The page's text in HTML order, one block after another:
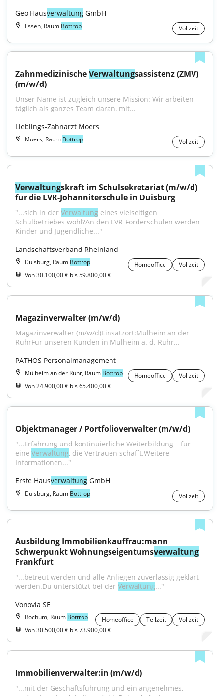
Geo Hausverwaltung GmbH
Essen, Raum Bottrop Vollzeit
Zahnmedizinische Verwaltungsassistenz (ZMV)
(m/w/d)
Unser Name ist zugleich unsere Mission: Wir arbeiten
täglich als ganzes Team daran, mit...
Lieblings-Zahnarzt Moers
Moers, Raum Bottrop Vollzeit
Verwaltungskraft im Schulsekretariat (m/w/d)
für die LVR-Johanniterschule in Duisburg
"...sich in der Verwaltung eines vielseitigen
Schulbetriebes wohl?An den LVR-Förderschulen werden
Kinder und Jugendliche..."
Landschaftsverband Rheinland
Duisburg, Raum Bottrop Homeoffice
Vollzeit
Von 30.100,00 € bis 59.800,00 €
Magazinverwalter (m/w/d)
Magazinverwalter (m/w/d)Einsatzort:Mülheim an der
RuhrFür unseren Kunden in Mülheim a. d. Ruhr...
PATHOS Personalmanagement
Mülheim an der Ruhr, Raum Bottrop Homeoffice
Vollzeit
Von 24.900,00 € bis 65.400,00 €
Objektmanager / Portfolioverwalter (m/w/d)
"...Erfahrung und kontinuierliche Weiterbildung – für
eine Verwaltung, die Vertrauen schafft.Weitere
Informationen..."
Erste Hausverwaltung GmbH
Duisburg, Raum Bottrop Vollzeit
Ausbildung Immobilienkauffrau:mann
Schwerpunkt Wohnungseigentumsverwaltung
Frankfurt
"...betreut werden und alle Anliegen zuverlässig geklärt
werden.Du unterstützt bei der Verwaltung..."
Vonovia SE
Bochum, Raum Bottrop Homeoffice Teilzeit
Vollzeit
Von 30.500,00 € bis 73.900,00 €
Immobilienverwalter:in (m/w/d)
"...mit der Geschäftsführung und ein angenehmes,